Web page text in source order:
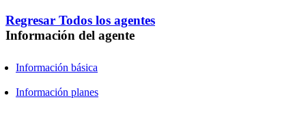
Regresar Todos los agentes
Información del agente
Información básica
Información planes